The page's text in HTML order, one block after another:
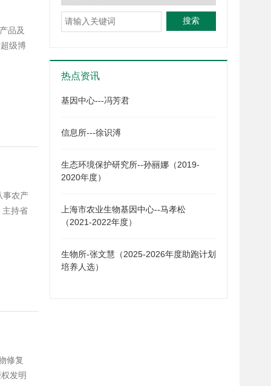
搜索
热点资讯
基因中心---冯芳君
信息所---徐识溥
生态环境保护研究所--孙丽娜（2019-
2020年度）
上海市农业生物基因中心--马孝松
（2021-2022年度）
生物所-张文慧（2025-2026年度助跑计划
培养人选）
品及
级博
事农产
主持省
修复
发明